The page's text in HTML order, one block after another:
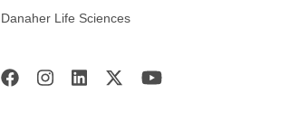
Danaher Life Sciences